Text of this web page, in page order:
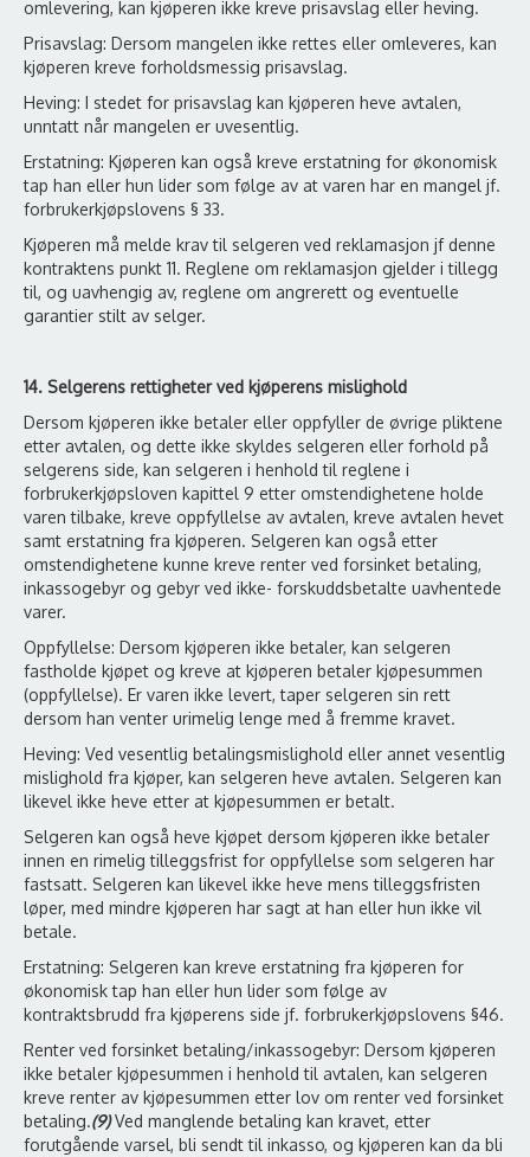
omlevering, kan kjøperen ikke kreve prisavslag eller heving.
Prisavslag: Dersom mangelen ikke rettes eller omleveres, kan
kjøperen kreve forholdsmessig prisavslag.
Heving: I stedet for prisavslag kan kjøperen heve avtalen,
unntatt når mangelen er uvesentlig.
Erstatning: Kjøperen kan også kreve erstatning for økonomisk
tap han eller hun lider som følge av at varen har en mangel jf.
forbrukerkjøpslovens § 33.
Kjøperen må melde krav til selgeren ved reklamasjon jf denne
kontraktens punkt 11. Reglene om reklamasjon gjelder i tillegg
til, og uavhengig av, reglene om angrerett og eventuelle
garantier stilt av selger.
14. Selgerens rettigheter ved kjøperens mislighold
Dersom kjøperen ikke betaler eller oppfyller de øvrige pliktene
etter avtalen, og dette ikke skyldes selgeren eller forhold på
selgerens side, kan selgeren i henhold til reglene i
forbrukerkjøpsloven kapittel 9 etter omstendighetene holde
varen tilbake, kreve oppfyllelse av avtalen, kreve avtalen hevet
samt erstatning fra kjøperen. Selgeren kan også etter
omstendighetene kunne kreve renter ved forsinket betaling,
inkassogebyr og gebyr ved ikke- forskuddsbetalte uavhentede
varer.
Oppfyllelse: Dersom kjøperen ikke betaler, kan selgeren
fastholde kjøpet og kreve at kjøperen betaler kjøpesummen
(oppfyllelse). Er varen ikke levert, taper selgeren sin rett
dersom han venter urimelig lenge med å fremme kravet.
Heving: Ved vesentlig betalingsmislighold eller annet vesentlig
mislighold fra kjøper, kan selgeren heve avtalen. Selgeren kan
likevel ikke heve etter at kjøpesummen er betalt.
Selgeren kan også heve kjøpet dersom kjøperen ikke betaler
innen en rimelig tilleggsfrist for oppfyllelse som selgeren har
fastsatt. Selgeren kan likevel ikke heve mens tilleggsfristen
løper, med mindre kjøperen har sagt at han eller hun ikke vil
betale.
Erstatning: Selgeren kan kreve erstatning fra kjøperen for
økonomisk tap han eller hun lider som følge av
kontraktsbrudd fra kjøperens side jf. forbrukerkjøpslovens §46.
Renter ved forsinket betaling/inkassogebyr: Dersom kjøperen
ikke betaler kjøpesummen i henhold til avtalen, kan selgeren
kreve renter av kjøpesummen etter lov om renter ved forsinket
betaling.(9)Ved manglende betaling kan kravet, etter
forutgående varsel, bli sendt til inkasso, og kjøperen kan da bli